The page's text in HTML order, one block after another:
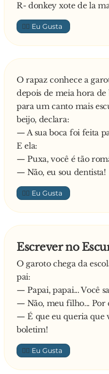
R- donkey xote de la
👍🏼
O rapaz conhece a
depois de meia hora de
para um canto mais
beijo, declara:
— A sua boca foi feita
E ela:
— Puxa, você é tão
— Não, eu sou dentista!
👍🏼
Escrever no
O garoto chega da
pai:
— Papai, papai... Você
— Não, meu filho... Por
— É que eu queria que
boletim!
👍🏼